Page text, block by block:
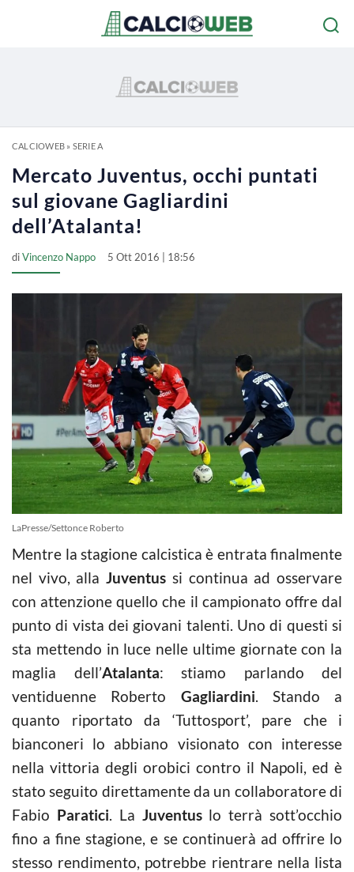
CALCIOWEB» SERIE A
Mercato Juventus, occhi puntati
sul giovane Gagliardini
dell’Atalanta!
diVincenzo Nappo 5 Ott 2016 | 18:56
LaPresse/Settonce Roberto
Mentre la stagione calcistica è entrata finalmente
nel vivo, allaJuventus si continua ad osservare
con attenzione quello che il campionato offre dal
punto di vista dei giovani talenti. Uno di questi si
sta mettendo in luce nelle ultime giornate con la
maglia dell’Atalanta: stiamo parlando del
ventiduenne Roberto Gagliardini. Stando a
quanto riportato da ‘Tuttosport’, pare che i
bianconeri lo abbiano visionato con interesse
nella vittoria degli orobici contro il Napoli, ed è
stato seguito direttamente da un collaboratore di
Fabio Paratici. La Juventuslo terrà sott’occhio
fino a fine stagione, e se continuerà ad offrire lo
stesso rendimento, potrebbe rientrare nella lista